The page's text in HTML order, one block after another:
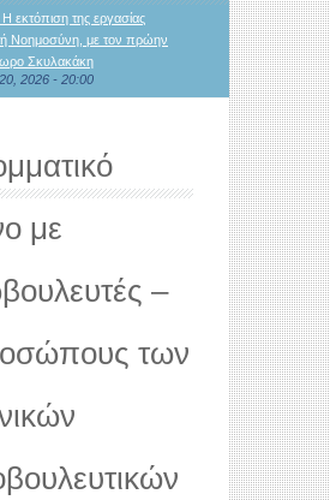
εκτόπιση της εργασίας
Νοημοσύνη, με τον πρώην
Σκυλακάκη
2026 - 20:00
με
–
των